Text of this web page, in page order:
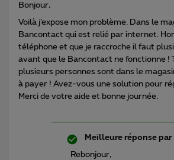
Bonjour,
Voilà j’expose mon problème. Dans le
Bancontact qui est relié par internet.
téléphone et que je raccroche il faut
avant que le Bancontact ne fonctionne !
plusieurs personnes sont dans le
à payer ! Avez-vous une solution pour
Merci de votre aide et bonne journée.
Meilleure réponse par
Rebonjour,